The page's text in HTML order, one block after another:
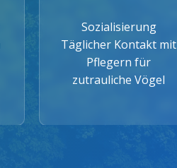
Sozialisierung
Täglicher Kontakt mit
Pflegern für
zutrauliche Vögel